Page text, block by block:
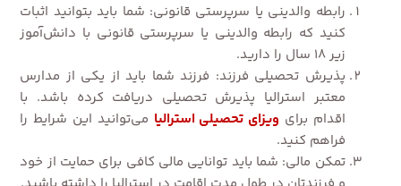
رابطه والدینی یا سرپرستی قانونی: شما باید بتوانید اثبات
کنید که رابطه والدینی یا سرپرستی قانونی با دانش‌آموز
زیر ۱۸ سال را دارید.
پذیرش تحصیلی فرزند: فرزند شما باید از یکی از مدارس
معتبر استرالیا پذیرش تحصیلی دریافت کرده باشد. با
اقدام برای ویزای تحصیلی استرالیا می‌توانید این شرایط را
فراهم کنید.
تمکن مالی: شما باید توانایی مالی کافی برای حمایت از خود